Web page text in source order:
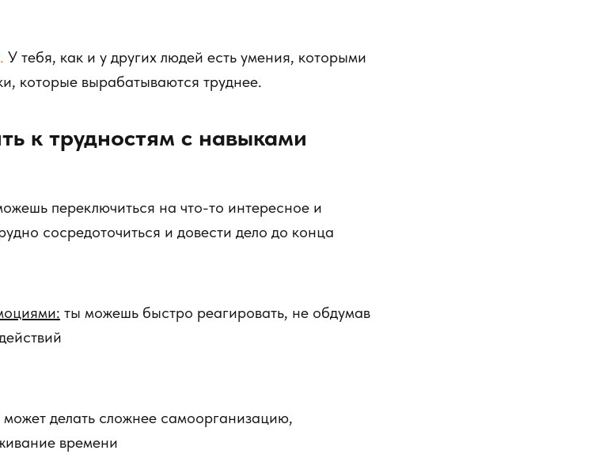
У тебя, как и у других людей есть умения, которыми
которые вырабатываются труднее.
к трудностям с навыками
переключиться на что-то интересное и
сосредоточиться и довести дело до конца
ты можешь быстро реагировать, не обдумав
делать сложнее самоорганизацию,
времени